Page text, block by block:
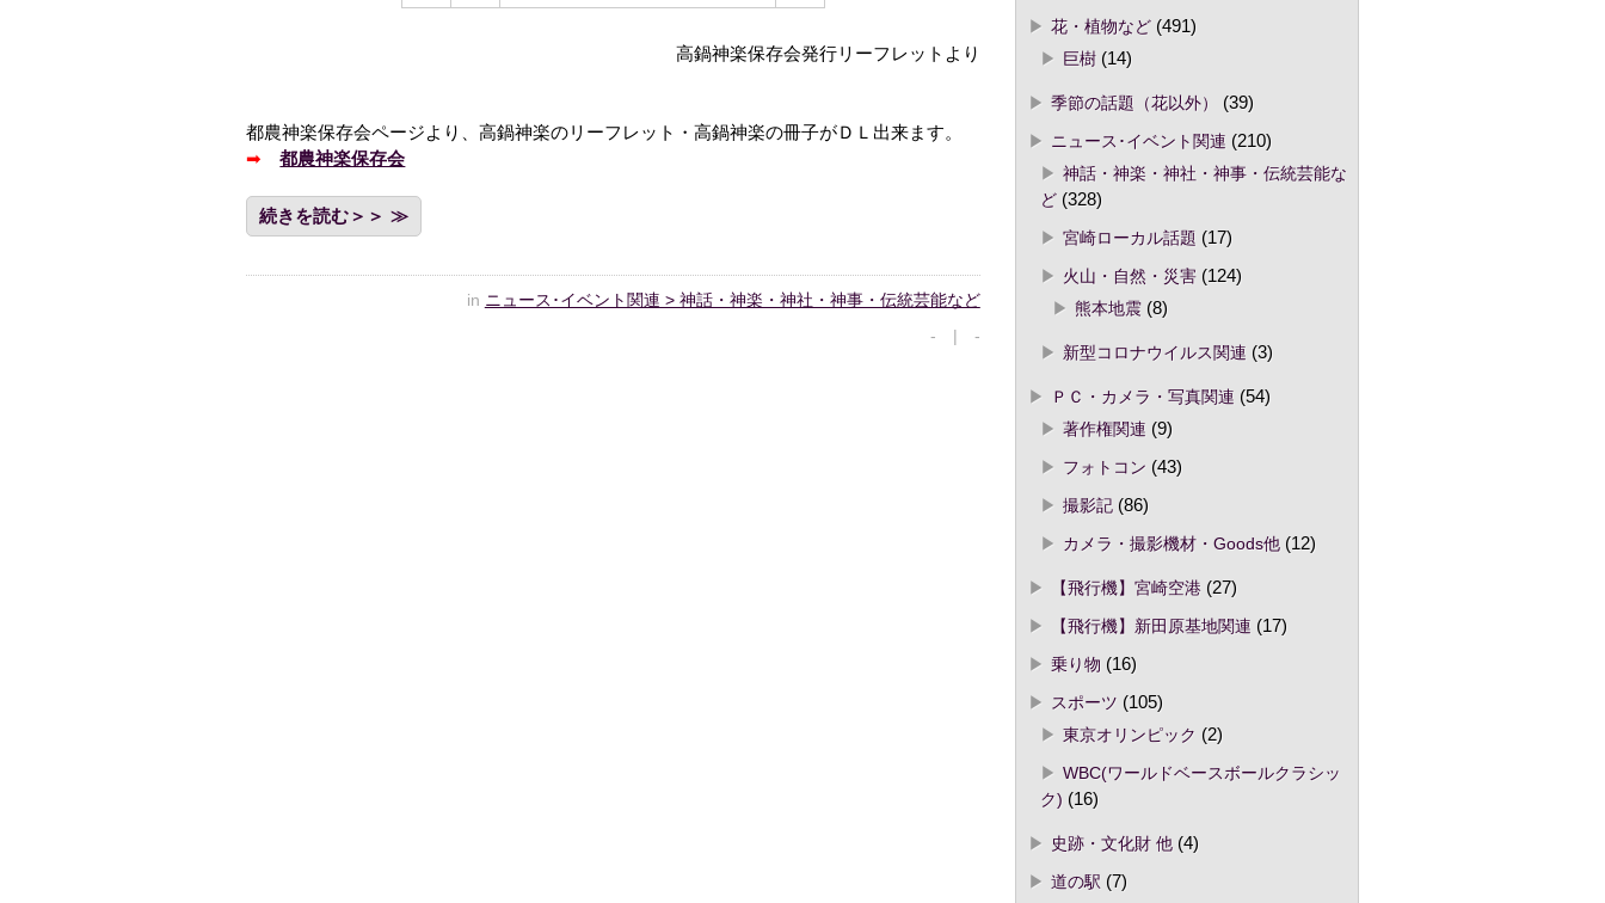
高鍋神楽保存会発行リーフレットより
都農神楽保存会ページより、高鍋神楽のリーフレット・高鍋神楽の冊子がＤＬ出来ます。
➡
都農神楽保存会
続きを読む＞＞
in ニュース･イベント関連 > 神話・神楽・神社・神事・伝統芸能など
- | -
花・植物など(491)
巨樹(14)
季節の話題（花以外）
(39)
ニュース･イベント関連 (210)
神話・神楽・神社・神事・伝統芸能な
ど(328)
宮崎ローカル話題 (17)
火山・自然・災害(124)
熊本地震(8)
新型コロナウイルス関連 (3)
ＰＣ・カメラ・写真関連 (54)
著作権関連 (9)
フォトコン (43)
撮影記(86)
カメラ・撮影機材・Goods他(12)
【飛行機】宮崎空港(27)
【飛行機】新田原基地関連 (17)
乗り物 (16)
スポーツ (105)
東京オリンピック (2)
WBC(ワールドベースボールクラシッ
ク) (16)
史跡・文化財 他(4)
道の駅 (7)